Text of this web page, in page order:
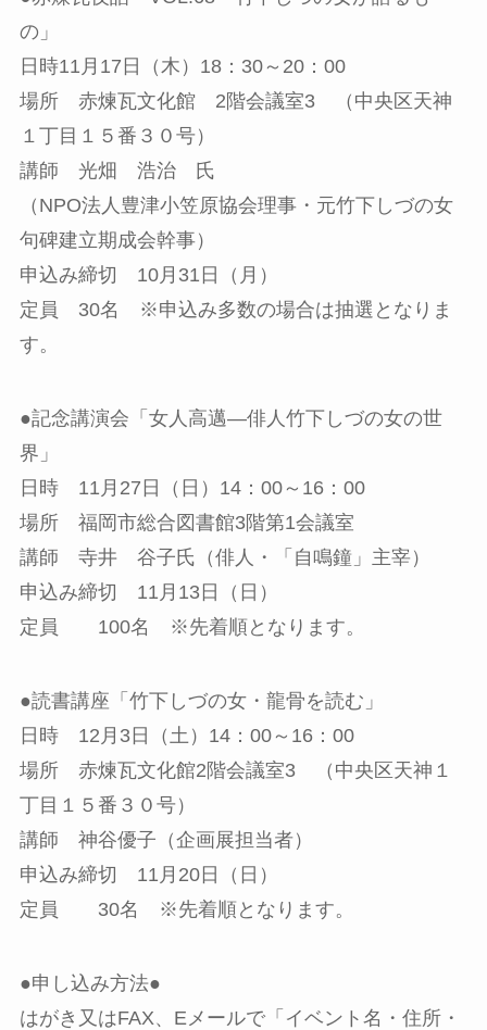
の」
日時11月17日（木）18：30～20：00
場所 赤煉瓦文化館 2階会議室3 （中央区天神
１丁目１５番３０号）
講師 光畑 浩治 氏
（NPO法人豊津小笠原協会理事・元竹下しづの女
句碑建立期成会幹事）
申込み締切 10月31日（月）
定員 30名 ※申込み多数の場合は抽選となりま
す。
●記念講演会「女人高邁―俳人竹下しづの女の世
界」
日時 11月27日（日）14：00～16：00
場所 福岡市総合図書館3階第1会議室
講師 寺井 谷子氏（俳人・「自鳴鐘」主宰）
申込み締切 11月13日（日）
定員 100名 ※先着順となります。
●読書講座「竹下しづの女・龍骨を読む」
日時 12月3日（土）14：00～16：00
場所 赤煉瓦文化館2階会議室3 （中央区天神１
丁目１５番３０号）
講師 神谷優子（企画展担当者）
申込み締切 11月20日（日）
定員 30名 ※先着順となります。
●申し込み方法●
はがき又はFAX、Eメールで「イベント名・住所・